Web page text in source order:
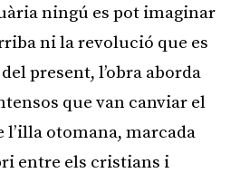
ningú es pot imaginar
ni la revolució que es
present, l’obra aborda
que van canviar el
otomana, marcada
entre els cristians i